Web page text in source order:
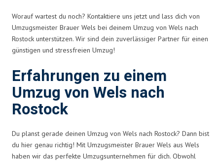
Worauf wartest du noch? Kontaktiere uns jetzt und lass dich von
Umzugsmeister Brauer Wels bei deinem Umzug von Wels nach
Rostock unterstützen. Wir sind dein zuverlässiger Partner für einen
günstigen und stressfreien Umzug!
Erfahrungen zu einem
Umzug von Wels nach
Rostock
Du planst gerade deinen Umzug von Wels nach Rostock? Dann bist
du hier genau richtig! Mit Umzugsmeister Brauer Wels aus Wels
haben wir das perfekte Umzugsunternehmen für dich. Obwohl